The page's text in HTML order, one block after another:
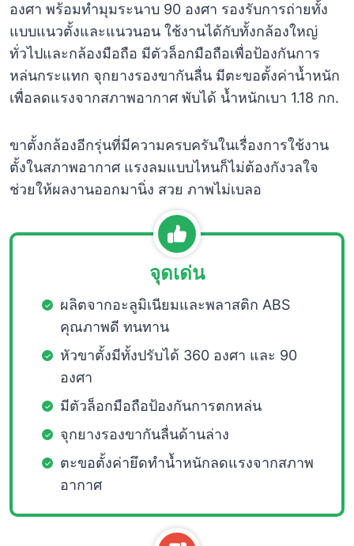
องศา พร้อมทำมุมระนาบ 90 องศา รองรับการถ่ายทั้ง
แบบแนวตั้งและแนวนอน ใช้งานได้กับทั้งกล้องใหญ่
ทั่วไปและกล้องมือถือ มีตัวล็อกมือถือเพื่อป้องกันการ
หล่นกระแทก จุกยางรองขากันลื่น มีตะขอตั้งค่าน้ำหนัก
เพื่อลดแรงจากสภาพอากาศ พับได้ น้ำหนักเบา 1.18 กก.
ขาตั้งกล้องอีกรุ่นที่มีความครบครันในเรื่องการใช้งาน
ตั้งในสภาพอากาศ แรงลมแบบไหนก็ไม่ต้องกังวลใจ
ช่วยให้ผลงานออกมานิ่ง สวย ภาพไม่เบลอ
จุดเด่น
ผลิตจากอะลูมิเนียมและพลาสติก ABS
คุณภาพดี ทนทาน
หัวขาตั้งมีทั้งปรับได้ 360 องศา และ 90
องศา
มีตัวล็อกมือถือป้องกันการตกหล่น
จุกยางรองขากันลื่นด้านล่าง
ตะขอตั้งค่ายึดทำน้ำหนักลดแรงจากสภาพ
อากาศ